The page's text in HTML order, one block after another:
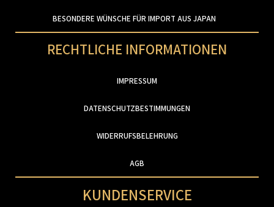
BESONDERE WÜNSCHE FÜR IMPORT AUS JAPAN
RECHTLICHE INFORMATIONEN
IMPRESSUM
DATENSCHUTZBESTIMMUNGEN
WIDERRUFSBELEHRUNG
AGB
KUNDENSERVICE